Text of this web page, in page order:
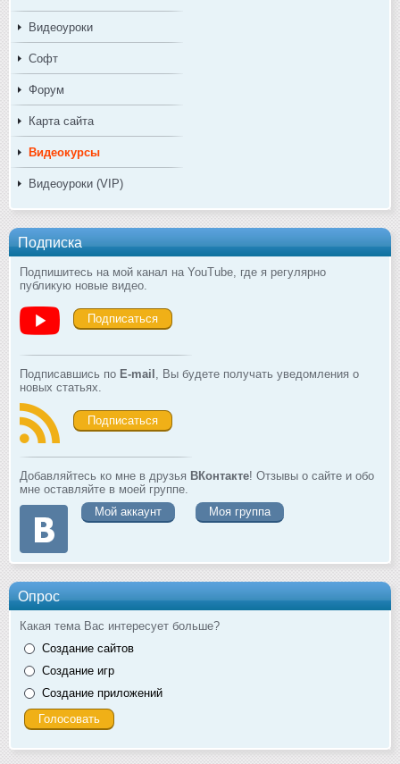
Видеоуроки
Софт
Форум
Карта сайта
Видеокурсы
Видеоуроки (VIP)
Подписка
Подпишитесь на мой канал на YouTube, где я регулярно
публикую новые видео.
Подписаться
Подписавшись по E-mail , Вы будете получать уведомления о
новых статьях.
Подписаться
Добавляйтесь ко мне в друзья ВКонтакте! Отзывы о сайте и обо
мне оставляйте в моей группе.
Мой аккаунт
Моя группа
Опрос
Какая тема Вас интересует больше?
Создание сайтов
Создание игр
Создание приложений